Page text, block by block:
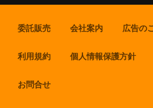
委託販売 会社案内 広告の
利用規約 個人情報保護方針
お問合せ